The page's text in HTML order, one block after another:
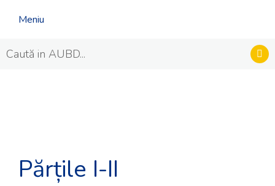
Meniu
Părțile I-II